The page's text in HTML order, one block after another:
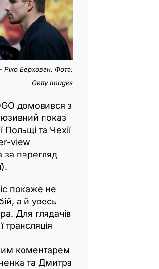
Ріко Верховен. Фото:
Getty Images
домовився з
показ
Польщі та Чехії
view
за перегляд
покаже не
а й увесь
Для глядачів
трансляція
коментарем
та Дмитра